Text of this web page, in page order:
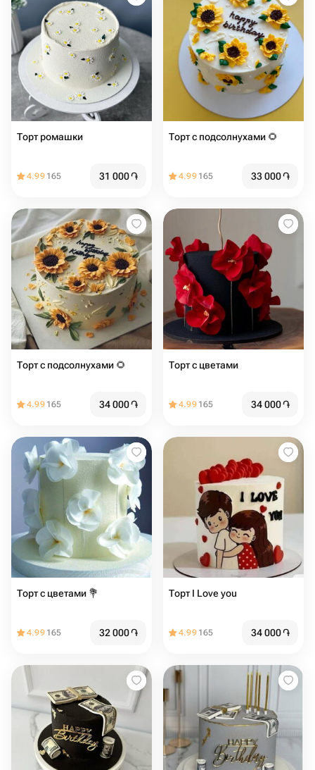
Торт ромашки
4.99 165 31 000֏
Торт с подсолнухами 🌻
4.99 165 33 000֏
Торт с подсолнухами 🌻
4.99 165 34 000֏
Торт с цветами
4.99 165 34 000֏
Торт с цветами 💐
4.99 165 32 000֏
Торт I Love you ️
4.99 165 34 000֏